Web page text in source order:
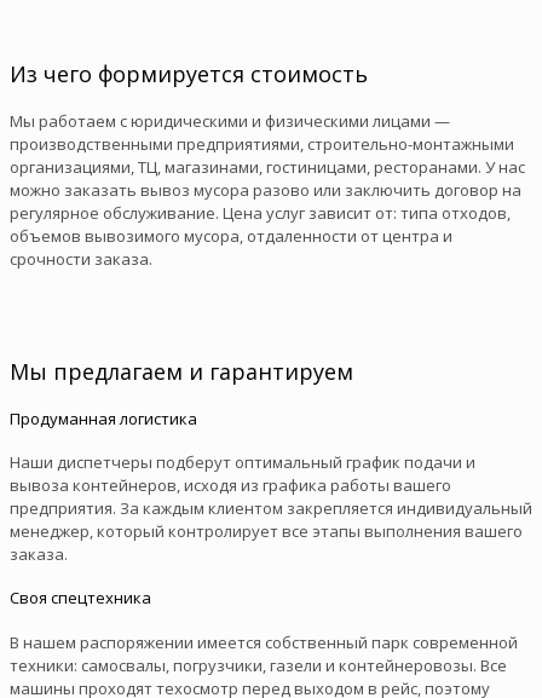
Из чего формируется стоимость
Мы работаем с юридическими и физическими лицами —
производственными предприятиями, строительно-монтажными
организациями, ТЦ, магазинами, гостиницами, ресторанами. У нас
можно заказать вывоз мусора разово или заключить договор на
регулярное обслуживание. Цена услуг зависит от: типа отходов,
объемов вывозимого мусора, отдаленности от центра и
срочности заказа.
Мы предлагаем и гарантируем
Продуманная логистика
Наши диспетчеры подберут оптимальный график подачи и
вывоза контейнеров, исходя из графика работы вашего
предприятия. За каждым клиентом закрепляется индивидуальный
менеджер, который контролирует все этапы выполнения вашего
заказа.
Своя спецтехника
В нашем распоряжении имеется собственный парк современной
техники: самосвалы, погрузчики, газели и контейнеровозы. Все
машины проходят техосмотр перед выходом в рейс, поэтому